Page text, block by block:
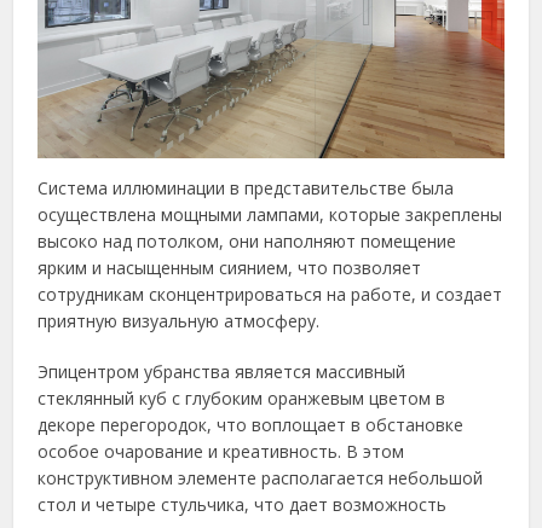
Система иллюминации в представительстве была
осуществлена мощными лампами, которые закреплены
высоко над потолком, они наполняют помещение
ярким и насыщенным сиянием, что позволяет
сотрудникам сконцентрироваться на работе, и создает
приятную визуальную атмосферу.
Эпицентром убранства является массивный
стеклянный куб с глубоким оранжевым цветом в
декоре перегородок, что воплощает в обстановке
особое очарование и креативность. В этом
конструктивном элементе располагается небольшой
стол и четыре стульчика, что дает возможность